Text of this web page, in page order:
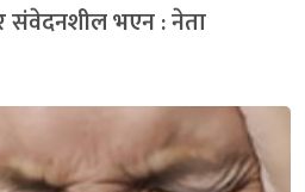
संवेदनशील भएन : नेता